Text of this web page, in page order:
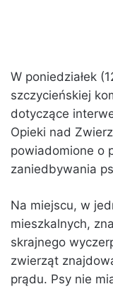
W poniedziałek
szczycieńskiej
dotyczące
Opieki nad
powiadomione o
zaniedbywania
Na miejscu, w
mieszkalnych,
skrajnego
zwierząt
prądu. Psy nie